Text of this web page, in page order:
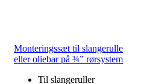
Monteringssæt til slangerulle
eller oliebar på ¾” rørsystem
Til slangeruller